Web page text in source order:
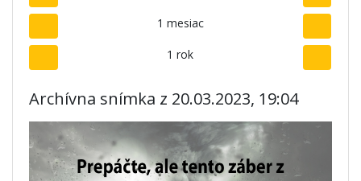
1 mesiac
1 rok
Archívna snímka z 20.03.2023, 19:04